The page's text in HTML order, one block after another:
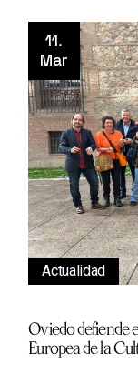
11.
Mar
Actualidad
Oviedo defiende
Europea de la